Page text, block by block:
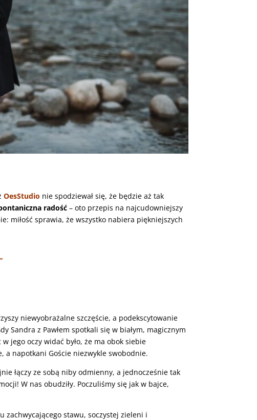
OesStudio nie spodziewał się, że będzie aż tak
radość – oto przepis na najcudowniejszy
miłość sprawia, że wszystko nabiera piękniejszych
niewyobrażalne szczęście, a podekscytowanie
Sandra z Pawłem spotkali się w białym, magicznym
jego oczy widać było, że ma obok siebie
a napotkani Goście niezwykle swobodnie.
łączy ze sobą niby odmienny, a jednocześnie tak
W nas obudziły. Poczuliśmy się jak w bajce,
zachwycającego stawu, soczystej zieleni i